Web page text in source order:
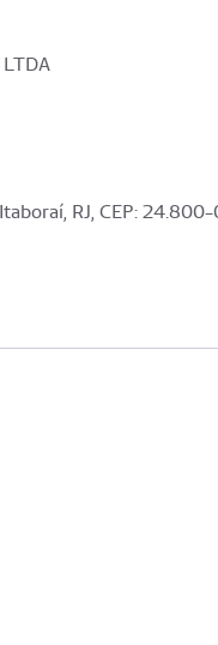
LTDA
RJ, CEP: